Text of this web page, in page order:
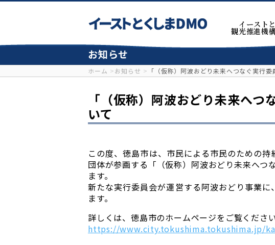
イースト
観光推進機
お知らせ
ホーム お知らせ 「（仮称）阿波おどり未来へつなぐ実行
「（仮称）阿波おどり未来へ
いて
この度、徳島市は、市民による市民のための
団体が参画する「（仮称）阿波おどり未来へつ
ます。
新たな実行委員会が運営する阿波おどり事業
ます。
詳しくは、徳島市のホームページをご覧くださ
https://www.city.tokushima.tokushima.jp/